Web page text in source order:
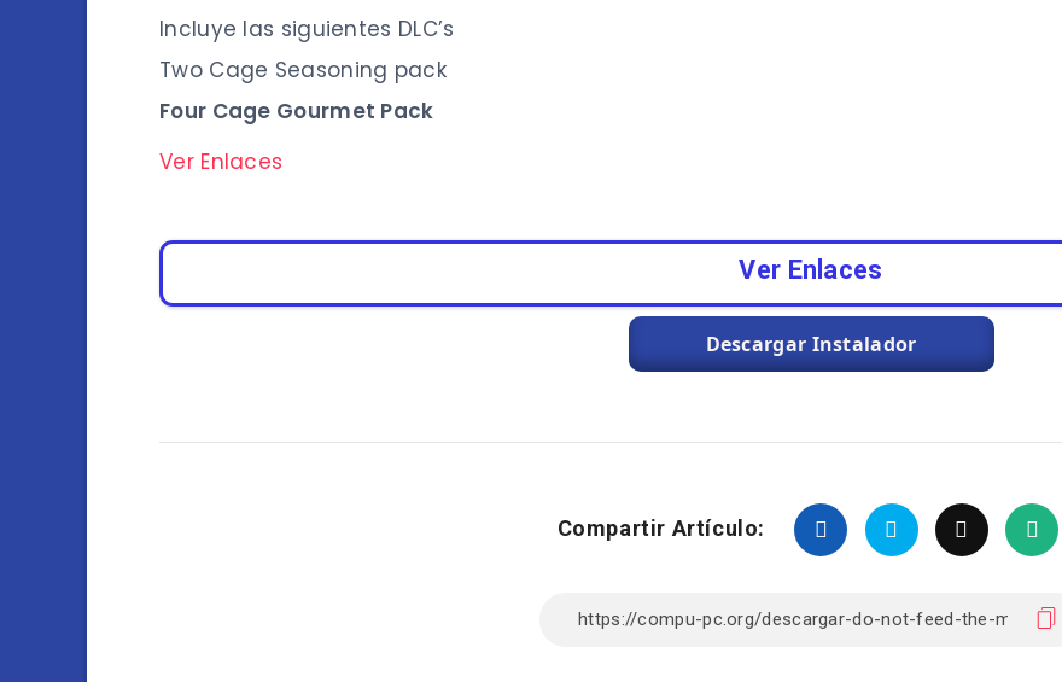
Incluye las siguientes DLC’s
Two Cage Seasoning pack
Four Cage Gourmet Pack
Ver Enlaces
Ver Enlaces
Descargar Instalador
Compartir Artículo: